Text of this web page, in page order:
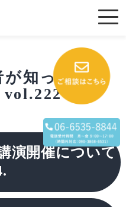
が知っておく
vol.222
演開催について